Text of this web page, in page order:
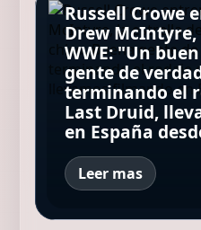
La Justicia
streamers por
maltratar a un
hasta su
La película de
Annaud,
que ha vendido
copias y ha
más de 50
disponible en
Una mujer
desde el
edificio y
sobrevivió
"Es una niña
Russell Crowe
Drew
WWE: "Un
gente de
terminando el
Last Druid,
en España
Leer mas
Ayrton Senna,
Fórmula 1:
mucha fuerza,
determinación
mucho amor"